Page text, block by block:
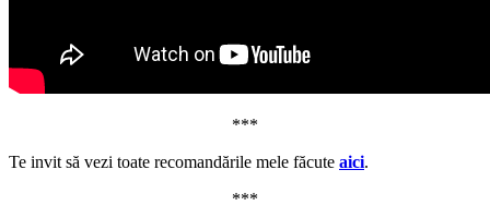
***
Te invit să vezi toate recomandările mele făcute aici.
***